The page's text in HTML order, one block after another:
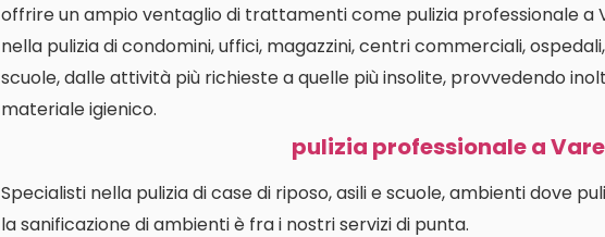
offrire un ampio ventaglio di trattamenti come pulizia professionale
nella pulizia di condomini, uffici, magazzini, centri commerciali,
scuole, dalle attività più richieste a quelle più insolite, provvedendo
materiale igienico.
pulizia professionale a
Specialisti nella pulizia di case di riposo, asili e scuole, ambienti dove
la sanificazione di ambienti è fra i nostri servizi di punta.